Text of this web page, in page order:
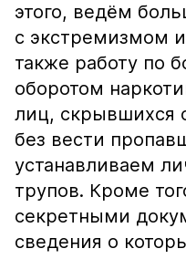
этого, ведём
с экстремизмом
также работу по
оборотом
лиц, скрывшихся
без вести
устанавливаем
трупов. Кроме
секретными
сведения о